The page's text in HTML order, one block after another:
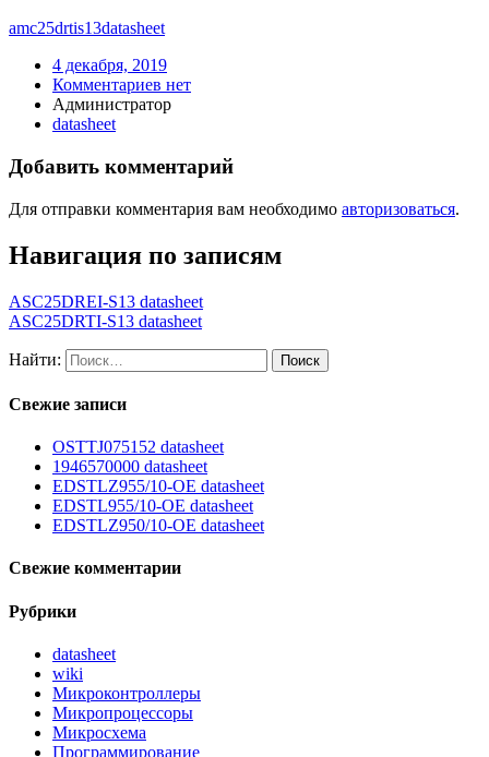
amc25drtis13datasheet
4 декабря, 2019
Комментариев нет
Администратор
datasheet
Добавить комментарий
Для отправки комментария вам необходимо авторизоваться.
Навигация по записям
ASC25DREI-S13 datasheet
ASC25DRTI-S13 datasheet
Найти:
Свежие записи
OSTTJ075152 datasheet
1946570000 datasheet
EDSTLZ955/10-OE datasheet
EDSTL955/10-OE datasheet
EDSTLZ950/10-OE datasheet
Свежие комментарии
Рубрики
datasheet
wiki
Микроконтроллеры
Микропроцессоры
Микросхема
Программирование